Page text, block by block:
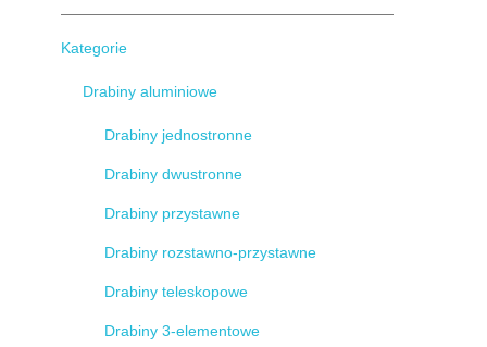
Kategorie
Drabiny aluminiowe
Drabiny jednostronne
Drabiny dwustronne
Drabiny przystawne
Drabiny rozstawno-przystawne
Drabiny teleskopowe
Drabiny 3-elementowe